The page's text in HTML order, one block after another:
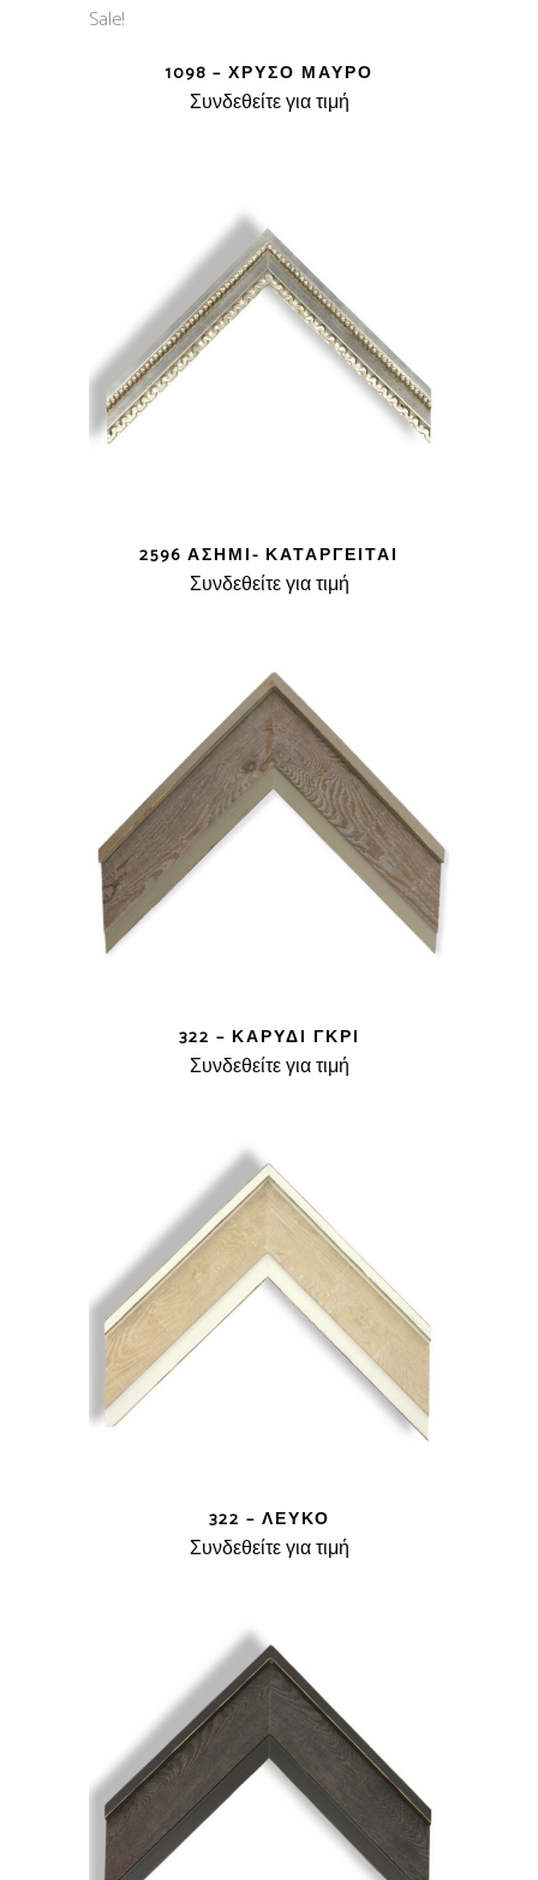
Sale!
1098 – ΧΡΥΣΌ ΜΑΎΡΟ
Συνδεθείτε για τιμή
2596 ΑΣΗΜΊ- ΚΑΤΑΡΓΕΊΤΑΙ
Συνδεθείτε για τιμή
322 – ΚΑΡΥΔΊ ΓΚΡΊ
Συνδεθείτε για τιμή
322 – ΛΕΥΚΌ
Συνδεθείτε για τιμή